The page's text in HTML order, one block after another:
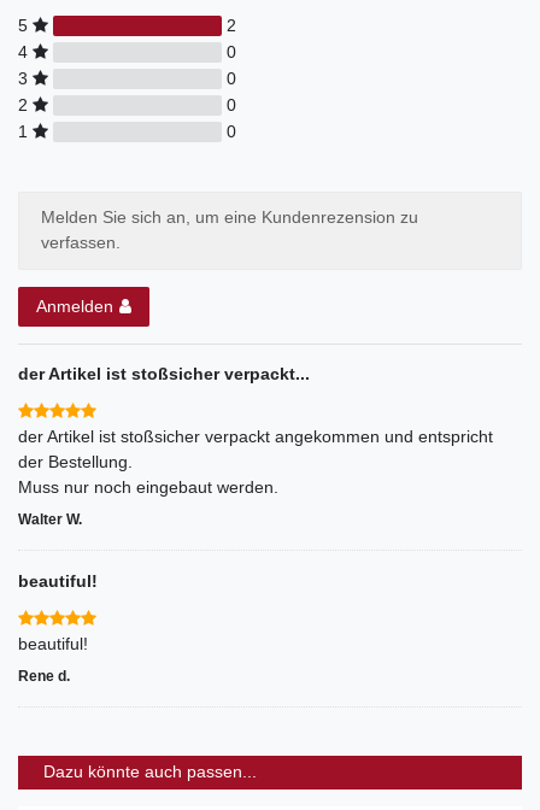
5
2
4
0
3
0
2
0
1
0
Melden Sie sich an, um eine Kundenrezension zu
verfassen.
Anmelden
der Artikel ist stoßsicher verpackt...
der Artikel ist stoßsicher verpackt angekommen und entspricht
der Bestellung.
Muss nur noch eingebaut werden.
Walter W.
beautiful!
beautiful!
Rene d.
Dazu könnte auch passen...